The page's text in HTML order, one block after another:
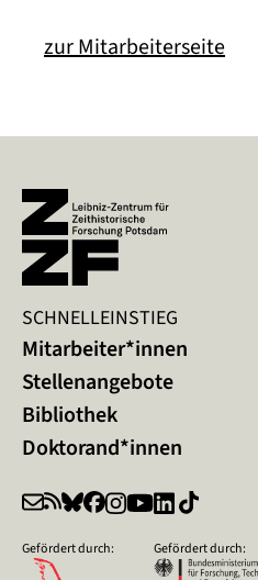
zur Mitarbeiterseite
SCHNELLEINSTIEG
Mitarbeiter*innen
Stellenangebote
Bibliothek
Doktorand*innen
Gefördert durch: Gefördert durch: